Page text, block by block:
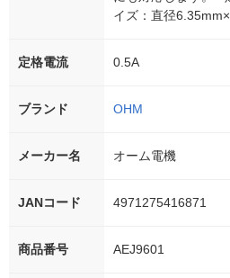
イズ：直径
定格電流 0.5A
ブランド OHM
メーカー名 オーム電機
JANコード 4971275416871
商品番号 AEJ9601